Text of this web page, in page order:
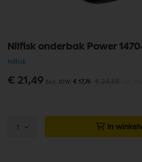
Nilfisk onderbak Power
Nilfisk
Speciale
€ 21,49 € 17,76
1 In
naar
het
begin
van
de